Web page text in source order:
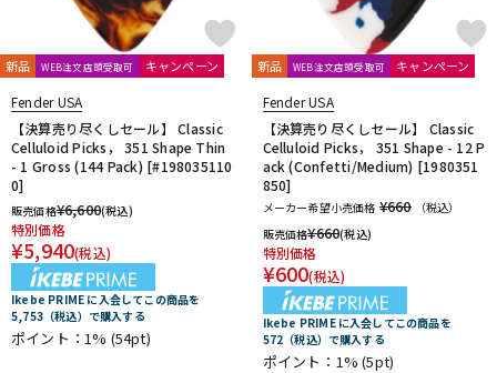
新品 WEB注文店頭受取可 キャンペーン
Fender USA
【決算売り尽くしセール】 Classic
Celluloid Picks， 351 Shape Thin
- 1 Gross (144 Pack) [#198035110
0]
販売価格¥6,600(税込)
特別価格
¥5,940(税込)
Ikebe PRIME に入会してこの商品を
5,753（税込）で購入する
ポイント：1% (54pt)
新品 WEB注文店頭受取可 キャンペーン
Fender USA
【決算売り尽くしセール】 Classic
Celluloid Picks， 351 Shape - 12 P
ack (Confetti/Medium) [1980351
850]
メーカー希望小売価格 ¥660
（税込）
販売価格¥660(税込)
特別価格
¥600(税込)
Ikebe PRIME に入会してこの商品を
572（税込）で購入する
ポイント：1%(5pt)